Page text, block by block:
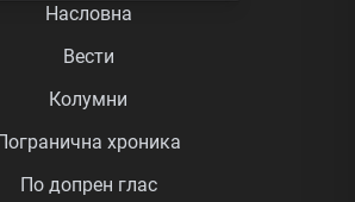
Насловна
Вести
Колумни
хроника
По допрен глас